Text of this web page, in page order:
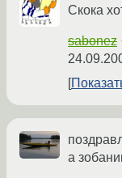
Скока
sabonez
а